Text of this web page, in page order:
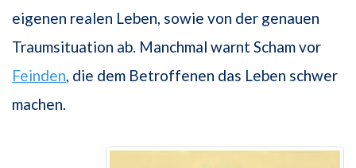
eigenen realen Leben, sowie von der genauen
Traumsituation ab. Manchmal warnt Scham vor
Feinden, die dem Betroffenen das Leben schwer
machen.